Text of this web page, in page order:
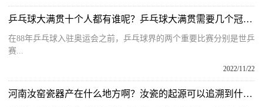
乒乓球大满贯十个人都有谁呢？乒乓球大满贯需要几个冠军才能进？
在88年乒乓球入驻奥运会之前，乒乓球界的两个重要比赛分别是世乒
赛...
2022/11/22
河南汝窑瓷器产在什么地方啊？汝瓷的起源可以追溯到什么时候呢？